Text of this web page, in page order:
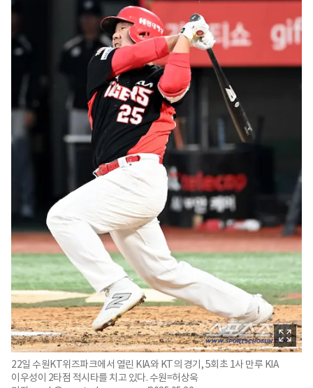
22일 수원KT위즈파크에서 열린 KIA와 KT의 경기, 5회초 1사 만루 KIA
이우성이 2타점 적시타를 치고 있다. 수원=허상욱